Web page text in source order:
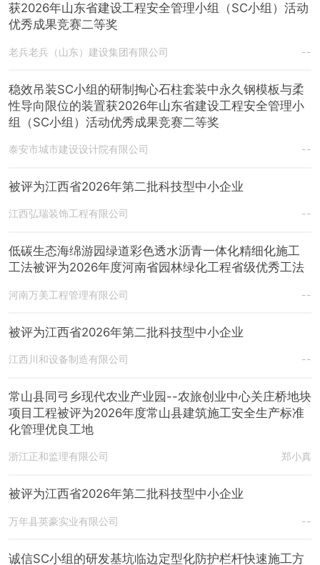
获2026年山东省建设工程安全管理小组（SC小组）活动
优秀成果竞赛二等奖
老兵老兵（山东）建设集团有限公司 --
稳效吊装SC小组的研制掏心石柱套装中永久钢模板与柔
性导向限位的装置获2026年山东省建设工程安全管理小
组（SC小组）活动优秀成果竞赛二等奖
泰安市城市建设设计院有限公司 --
被评为江西省2026年第二批科技型中小企业
江西弘瑞装饰工程有限公司 --
低碳生态海绵游园绿道彩色透水沥青一体化精细化施工
工法被评为2026年度河南省园林绿化工程省级优秀工法
河南万美工程管理有限公司 --
被评为江西省2026年第二批科技型中小企业
江西川和设备制造有限公司 --
常山县同弓乡现代农业产业园--农旅创业中心关庄桥地块
项目工程被评为2026年度常山县建筑施工安全生产标准
化管理优良工地
浙江正和监理有限公司 郑小真
被评为江西省2026年第二批科技型中小企业
万年县英豪实业有限公司 --
诚信SC小组的研发基坑临边定型化防护栏杆快速施工方